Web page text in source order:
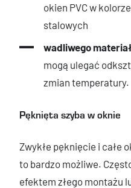
okien PVC w
stalowych
wadliwego
mogą ulegać
zmian temperatury.
Pęknięta szyba w oknie
Zwykłe pęknięcie i całe
to bardzo możliwe.
efektem złego montażu